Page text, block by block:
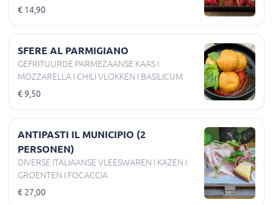
€ 14,90
SFERE AL PARMIGIANO
GEFRITUURDE PARMEZAANSE KAAS I
MOZZARELLA I CHILI VLOKKEN I BASILICUM
€ 9,50
ANTIPASTI IL MUNICIPIO (2
PERSONEN)
DIVERSE ITALIAANSE VLEESWAREN I KAZEN I
GROENTEN I FOCACCIA
€ 27,00